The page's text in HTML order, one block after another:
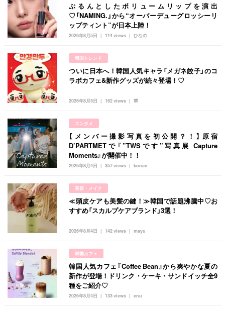
2026年8月5日 ひなの
114 views
ぷるんとしたボリュームリップを演出
♡「NAMING.」から“オーバーデューグロッシーリ
ップティント”が日本上陸！
韓国トレンド
2026年8月5日 華
162 views
ついに日本へ！韓国人気キャラ「メガネ餃子」のコ
ラボカフェ&新作グッズが続々登場！♡
エンタメ
2026年8月4日 konan
357 views
【メンバー撮影写真を初公開？！】原宿
D’PARTMETで『”TWSです”写真展 Capture
Moments』が開催中！！
美容・メイク
2026年8月4日 mayu
142 views
≪頭皮ケアも美髪の鍵！≫韓国で話題沸騰中♡お
すすめ「スカルプケアブランド」3選！
韓国カフェ
2026年8月4日 enu
133 views
韓国人気カフェ『Coffee Bean』から爽やかな夏の
新作が登場！ドリンク・ケーキ・サンドイッチ全9
種をご紹介♡